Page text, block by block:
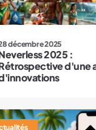
décembre 2025
2025 :
d'une